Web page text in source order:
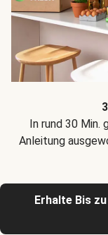
In rund 30
Anleitung
Erhalte Bis